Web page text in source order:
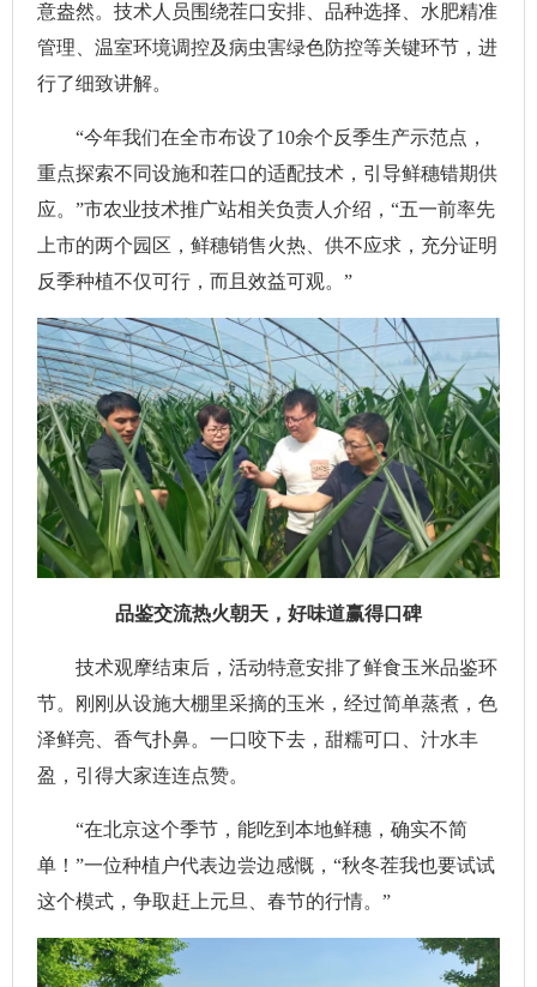
意盎然。技术人员围绕茬口安排、品种选择、水肥精准
管理、温室环境调控及病虫害绿色防控等关键环节，进
行了细致讲解。
“今年我们在全市布设了10余个反季生产示范点，
重点探索不同设施和茬口的适配技术，引导鲜穗错期供
应。”市农业技术推广站相关负责人介绍，“五一前率先
上市的两个园区，鲜穗销售火热、供不应求，充分证明
反季种植不仅可行，而且效益可观。”
品鉴交流热火朝天，好味道赢得口碑
技术观摩结束后，活动特意安排了鲜食玉米品鉴环
节。刚刚从设施大棚里采摘的玉米，经过简单蒸煮，色
泽鲜亮、香气扑鼻。一口咬下去，甜糯可口、汁水丰
盈，引得大家连连点赞。
“在北京这个季节，能吃到本地鲜穗，确实不简
单！”一位种植户代表边尝边感慨，“秋冬茬我也要试试
这个模式，争取赶上元旦、春节的行情。”